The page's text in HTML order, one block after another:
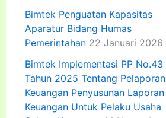
Bimtek Penguatan Kapasitas
Aparatur Bidang Humas
Pemerintahan 22 Januari 2026
Bimtek Implementasi PP No.43
Tahun 2025 Tentang Pelaporan
Keuangan Penyusunan Laporan
Keuangan Untuk Pelaku Usaha